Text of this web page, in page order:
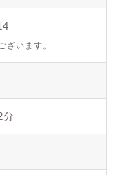
ざいます。
分